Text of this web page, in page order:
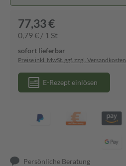
77,33 €
0,79 € / 1 St
sofort lieferbar
Preise inkl. MwSt. ggf. zzgl. Versandkosten
E-Rezept einlösen
Persönliche Beratung